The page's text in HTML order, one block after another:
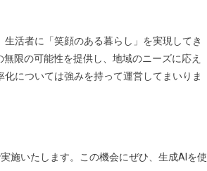
活者に「笑顔のある暮らし」を実現してき
限の可能性を提供し、地域のニーズに応え
については強みを持って運営してまいりま
施いたします。この機会にぜひ、生成AIを使